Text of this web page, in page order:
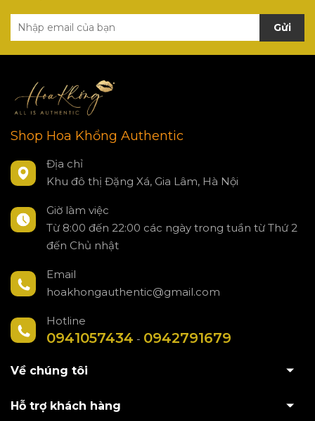
Gửi
Shop Hoa Khổng Authentic
Địa chỉ
Khu đô thị Đặng Xá, Gia Lâm, Hà Nội
Giờ làm việc
Từ 8:00 đến 22:00 các ngày trong tuần từ Thứ 2
đến Chủ nhật
Email
hoakhongauthentic@gmail.com
Hotline
0941057434 - 0942791679
Về chúng tôi
Hỗ trợ khách hàng